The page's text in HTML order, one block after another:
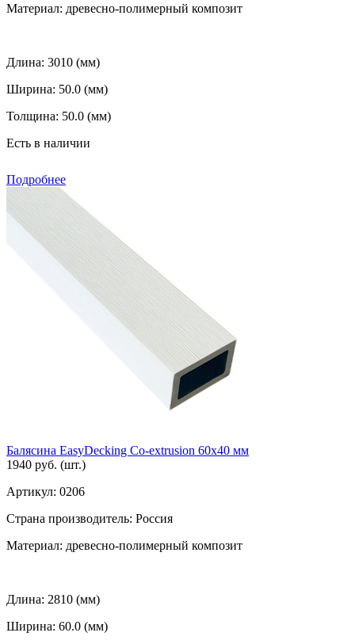
Материал: древесно-полимерный композит
Длина: 3010 (мм)
Ширина: 50.0 (мм)
Толщина: 50.0 (мм)
Есть в наличии
Подробнее
Балясина EasyDecking Co-extrusion 60х40 мм
1940 руб. (шт.)
Артикул: 0206
Страна производитель: Россия
Материал: древесно-полимерный композит
Длина: 2810 (мм)
Ширина: 60.0 (мм)